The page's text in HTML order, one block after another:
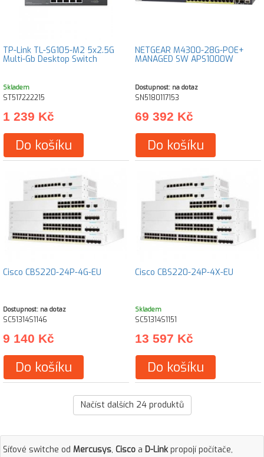
TP-Link TL-SG105-M2 5x2.5G
Multi-Gb Desktop Switch
Skladem
ST517222215
1 239 Kč
Do košíku
NETGEAR M4300-28G-POE+
MANAGED SW APS1000W
Dostupnost: na dotaz
SN5180117153
69 392 Kč
Do košíku
Cisco CBS220-24P-4G-EU
Dostupnost: na dotaz
SC51314S1146
9 140 Kč
Do košíku
Cisco CBS220-24P-4X-EU
Skladem
SC51314S1151
13 597 Kč
Do košíku
Načíst dalších 24produktů
Síťové switche od Mercusys, Cisco a D-Linkpropojí počítače,